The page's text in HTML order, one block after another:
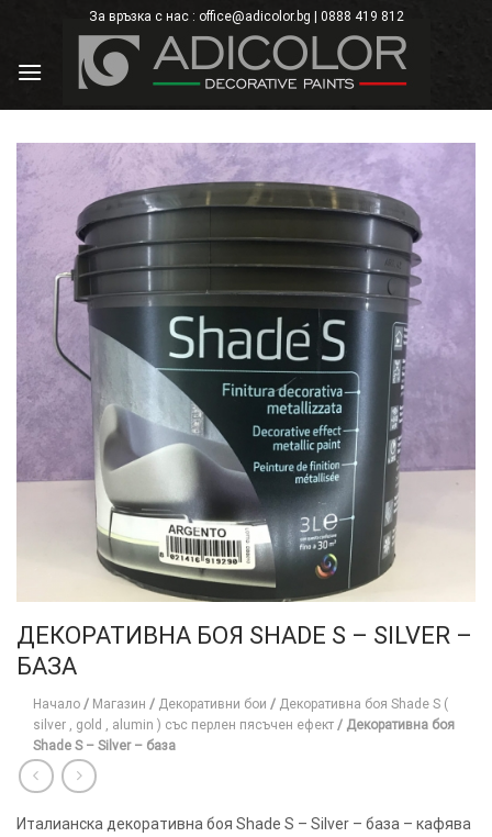
content
За връзка с нас : office@adicolor.bg | 0888 419 812
ДЕКОРАТИВНА БОЯ SHADE S – SILVER –
БАЗА
Начало / Магазин / Декоративни бои / Декоративна боя Shade S (
silver , gold , alumin ) със перлен пясъчен ефект / Декоративна боя
Shade S – Silver – база
Италианска декоративна боя Shade S – Silver – база – кафява
×